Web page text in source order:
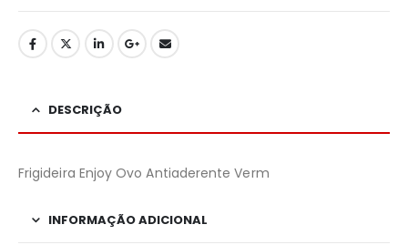
DESCRIÇÃO
Frigideira Enjoy Ovo Antiaderente Verm
INFORMAÇÃO ADICIONAL